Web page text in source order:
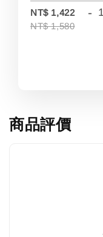
NT$ 1,422
NT$ 1,580
-
商品評價